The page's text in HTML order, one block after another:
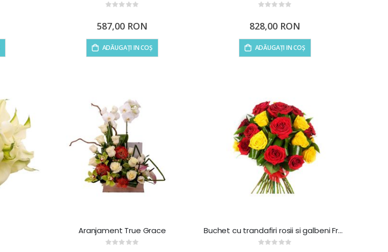
Rating:
587,00 RON
ADĂUGAȚI IN COȘ
Rating:
828,00 RON
ADĂUGAȚI IN COȘ
Aranjament True Grace
Rating:
Buchet cu trandafiri rosii si galbeni From Dusk till dawn
Rating: